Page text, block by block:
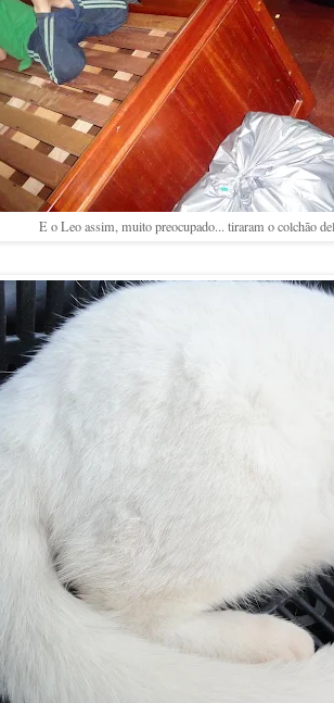
E o Leo assim, muito preocupado... tiraram o colchão